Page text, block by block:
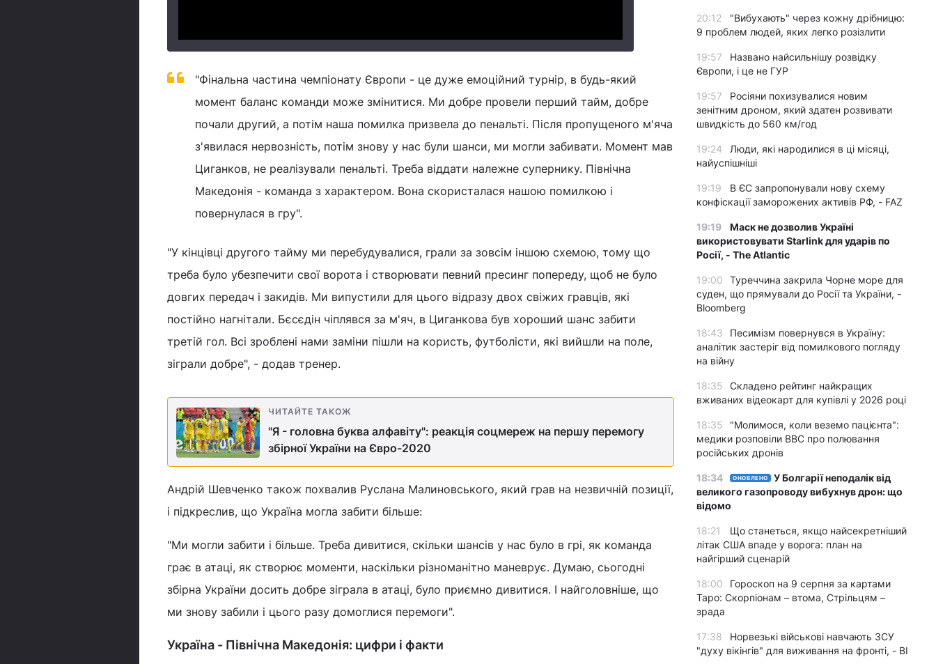
"Фінальна частина чемпіонату Європи - це дуже емоційний турнір, в будь-який
момент баланс команди може змінитися. Ми добре провели перший тайм, добре
почали другий, а потім наша помилка призвела до пенальті. Після пропущеного м'яча
з'явилася нервозність, потім знову у нас були шанси, ми могли забивати. Момент мав
Циганков, не реалізували пенальті. Треба віддати належне супернику. Північна
Македонія - команда з характером. Вона скористалася нашою помилкою і
повернулася в гру".
"У кінцівці другого тайму ми перебудувалися, грали за зовсім іншою схемою, тому що
треба було убезпечити свої ворота і створювати певний пресинг попереду, щоб не було
довгих передач і закидів. Ми випустили для цього відразу двох свіжих гравців, які
постійно нагнітали. Бєсєдін чіплявся за м'яч, в Циганкова був хороший шанс забити
третій гол. Всі зроблені нами заміни пішли на користь, футболісти, які вийшли на поле,
зіграли добре", - додав тренер.
ЧИТАЙТЕ ТАКОЖ
"Я - головна буква алфавіту": реакція соцмереж на першу перемогу
збірної України на Євро-2020
Андрій Шевченко також похвалив Руслана Малиновського, який грав на незвичній позиції,
і підкреслив, що Україна могла забити більше:
"Ми могли забити і більше. Треба дивитися, скільки шансів у нас було в грі, як команда
грає в атаці, як створює моменти, наскільки різноманітно маневрує. Думаю, сьогодні
збірна України досить добре зіграла в атаці, було приємно дивитися. І найголовніше, що
ми знову забили і цього разу домоглися перемоги".
Україна - Північна Македонія: цифри і факти
20:12
"Вибухають" через кожну дрібницю:
9 проблем людей, яких легко розізлити
19:57
Названо найсильнішу розвідку
Європи, і це не ГУР
19:57
Росіяни похизувалися новим
зенітним дроном, який здатен розвивати
швидкість до 560 км/год
19:24
Люди, які народилися в ці місяці,
найуспішніші
19:19
В ЄС запропонували нову схему
конфіскації заморожених активів РФ, - FAZ
19:19
Маск не дозволив Україні
використовувати Starlink для ударів по
Росії, - The Atlantic
19:00
Туреччина закрила Чорне море для
суден, що прямували до Росії та України, -
Bloomberg
18:43
Песимізм повернувся в Україну:
аналітик застеріг від помилкового погляду
на війну
18:35
Складено рейтинг найкращих
вживаних відеокарт для купівлі у 2026 році
18:35
"Молимося, коли веземо пацієнта":
медики розповіли BBC про полювання
російських дронів
18:34 ОНОВЛЕНО
У Болгарії неподалік від
великого газопроводу вибухнув дрон: що
відомо
18:21
Що станеться, якщо найсекретніший
літак США впаде у ворога: план на
найгірший сценарій
18:00
Гороскоп на 9 серпня за картами
Таро: Скорпіонам – втома, Стрільцям –
зрада
17:38
Норвезькі військові навчають ЗСУ
"духу вікінгів" для виживання на фронті, - BI